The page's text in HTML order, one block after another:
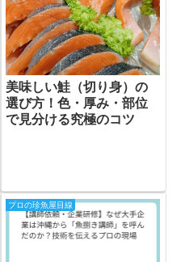
美味しい鮭（切り身）の
選び方！色・厚み・部位
で見分ける究極のコツ
プロの珍魚屋目線